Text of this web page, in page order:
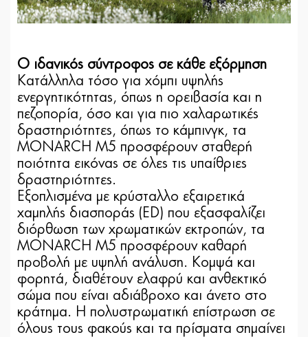
Ο ιδανικός σύντροφος σε κάθε εξόρμηση
Κατάλληλα τόσο για χόμπι υψηλής
ενεργητικότητας, όπως η ορειβασία και η
πεζοπορία, όσο και για πιο χαλαρωτικές
δραστηριότητες, όπως το κάμπινγκ, τα
MONARCH M5 προσφέρουν σταθερή
ποιότητα εικόνας σε όλες τις υπαίθριες
δραστηριότητες.
Εξοπλισμένα με κρύσταλλο εξαιρετικά
χαμηλής διασποράς (ED) που εξασφαλίζει
διόρθωση των χρωματικών εκτροπών, τα
MONARCH M5 προσφέρουν καθαρή
προβολή με υψηλή ανάλυση. Κομψά και
φορητά, διαθέτουν ελαφρύ και ανθεκτικό
σώμα που είναι αδιάβροχο και άνετο στο
κράτημα. Η πολυστρωματική επίστρωση σε
όλους τους φακούς και τα πρίσματα σημαίνει